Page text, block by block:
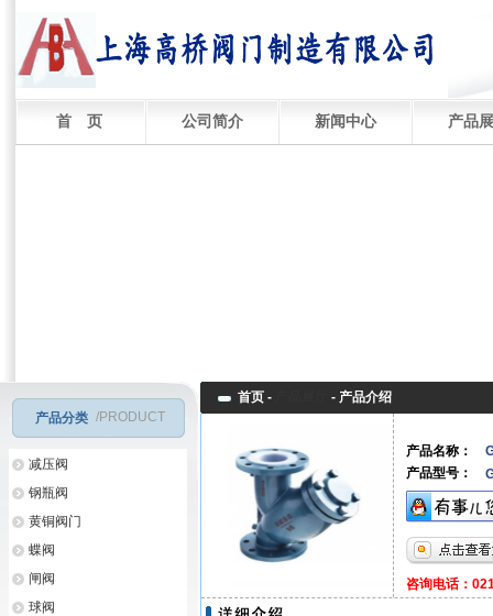
首 页 公司简介 新闻中心 产品
产品分类 /PRODUCT
减压阀
钢瓶阀
黄铜阀门
蝶阀
闸阀
球阀
首页 - - 产品介绍
产品名称：
产品型号：
咨询电话：